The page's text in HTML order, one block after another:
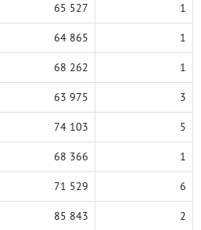
65 527 1
64 865 1
68 262 1
63 975 3
74 103 5
68 366 1
71 529 6
85 843 2